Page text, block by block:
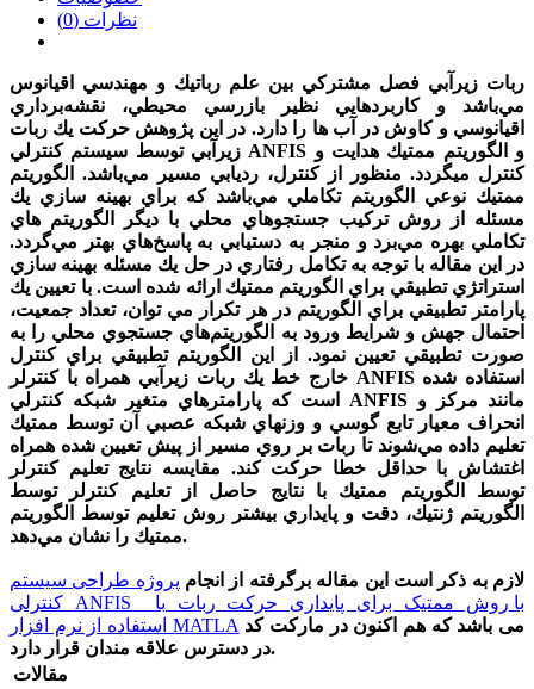
نظرات (0)
ربات زيرآبي فصل مشتركي بين علم رباتيك و مهندسي اقيانوس
مي‌باشد و كاربردهايي نظير بازرسي محيطي، نقشه‌برداري
اقيانوسي و كاوش در آب ها را دارد. در اين پژوهش حركت يك ربات
ANFIS و الگوريتم ممتيك هدايت و
كنترل ميگردد. منظور از كنترل، رديابي مسير مي‌باشد. الگوريتم
ممتيك نوعي الگوريتم تكاملي مي‌باشد كه براي بهينه سازي يك
مسئله از روش تركيب جستجوهاي محلي با ديگر الگوريتم هاي
تكاملي بهره مي‌برد و منجر به دستيابي به پاسخ‌هاي بهتر مي‌گردد.
در اين مقاله با توجه به تكامل رفتاري در حل يك مسئله بهينه سازي
استراتژي تطبيقي براي الگوريتم ممتيك ارائه شده است. با تعيين يك
پارامتر تطبيقي براي الگوريتم در هر تكرار مي توان، تعداد جمعيت،
احتمال جهش و شرايط ورود به الگوريتم‌هاي جستجوي محلي را به
صورت تطبيقي تعيين نمود. از اين الگوريتم تطبيقي براي كنترل
خارج خط يك ربات زيرآبي همراه با كنترلر ANFIS استفاده شده
ANFIS مانند مركز و
انحراف معيار تابع گوسي و وزنهاي شبكه عصبي آن توسط ممتيك
تعليم داده مي‌شوند تا ربات بر روي مسير از پيش تعيين شده همراه
اغتشاش با حداقل خطا حركت كند. مقايسه نتايج تعليم كنترلر
توسط الگوريتم ممتيك با نتايج حاصل از تعليم كنترلر توسط
الگوريتم ژنتيك، دقت و پايداري بيشتر روش تعليم توسط الگوريتم
ممتيك را نشان مي‌دهد.
لازم به ذکر است این مقاله برگرفته از انجام پروژه طراحی سیستم
کنترلی ANFIS با روش ممتیک برای پایداری حرکت ربات با
استفاده از نرم افزار MATLA
در دسترس علاقه مندان قرار دارد.
مقالات